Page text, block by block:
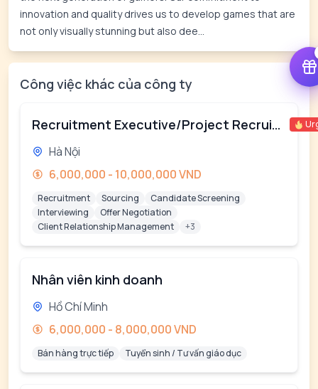
innovation and quality drives us to develop games that are
not only visually stunning but also dee...
Công việc khác của công ty
Recruitment Executive/Project Recruiter
Hà Nội
6,000,000 - 10,000,000 VND
Recruitment Sourcing
Candidate Screening
Interviewing
Offer Negotiation
Client Relationship Management
+3
Nhân viên kinh doanh
Hồ Chí Minh
6,000,000 - 8,000,000 VND
Bán hàng trực tiếp Tuyển sinh / Tư vấn giáo dục